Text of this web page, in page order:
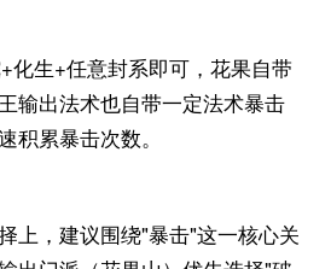
生+任意封系即可，花果自带
输出法术也自带一定法术暴击
积累暴击次数。
，建议围绕"暴击"这一核心关